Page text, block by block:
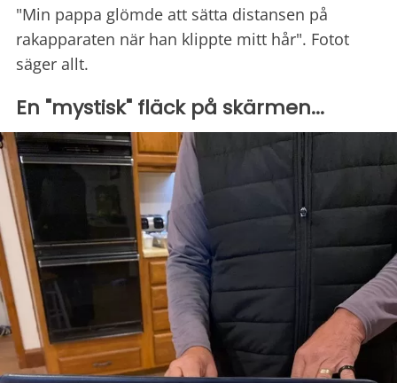
"Min pappa glömde att sätta distansen på
rakapparaten när han klippte mitt hår". Fotot
säger allt.
En "mystisk" fläck på skärmen...